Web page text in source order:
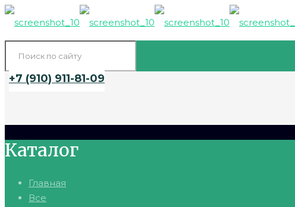
+7 (910) 911-81-09
Каталог
Главная
Все